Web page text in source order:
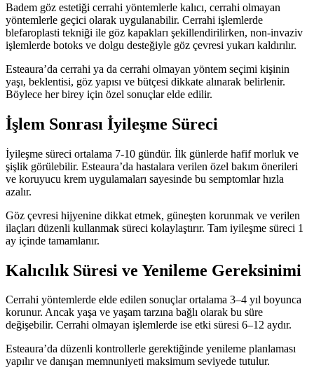
Badem göz estetiği cerrahi yöntemlerle kalıcı, cerrahi olmayan
yöntemlerle geçici olarak uygulanabilir. Cerrahi işlemlerde
blefaroplasti tekniği ile göz kapakları şekillendirilirken, non-invaziv
işlemlerde botoks ve dolgu desteğiyle göz çevresi yukarı kaldırılır.
Esteaura’da cerrahi ya da cerrahi olmayan yöntem seçimi kişinin
yaşı, beklentisi, göz yapısı ve bütçesi dikkate alınarak belirlenir.
Böylece her birey için özel sonuçlar elde edilir.
İşlem Sonrası İyileşme Süreci
İyileşme süreci ortalama 7-10 gündür. İlk günlerde hafif morluk ve
şişlik görülebilir. Esteaura’da hastalara verilen özel bakım önerileri
ve koruyucu krem uygulamaları sayesinde bu semptomlar hızla
azalır.
Göz çevresi hijyenine dikkat etmek, güneşten korunmak ve verilen
ilaçları düzenli kullanmak süreci kolaylaştırır. Tam iyileşme süreci 1
ay içinde tamamlanır.
Kalıcılık Süresi ve Yenileme Gereksinimi
Cerrahi yöntemlerde elde edilen sonuçlar ortalama 3–4 yıl boyunca
korunur. Ancak yaşa ve yaşam tarzına bağlı olarak bu süre
değişebilir. Cerrahi olmayan işlemlerde ise etki süresi 6–12 aydır.
Esteaura’da düzenli kontrollerle gerektiğinde yenileme planlaması
yapılır ve danışan memnuniyeti maksimum seviyede tutulur.